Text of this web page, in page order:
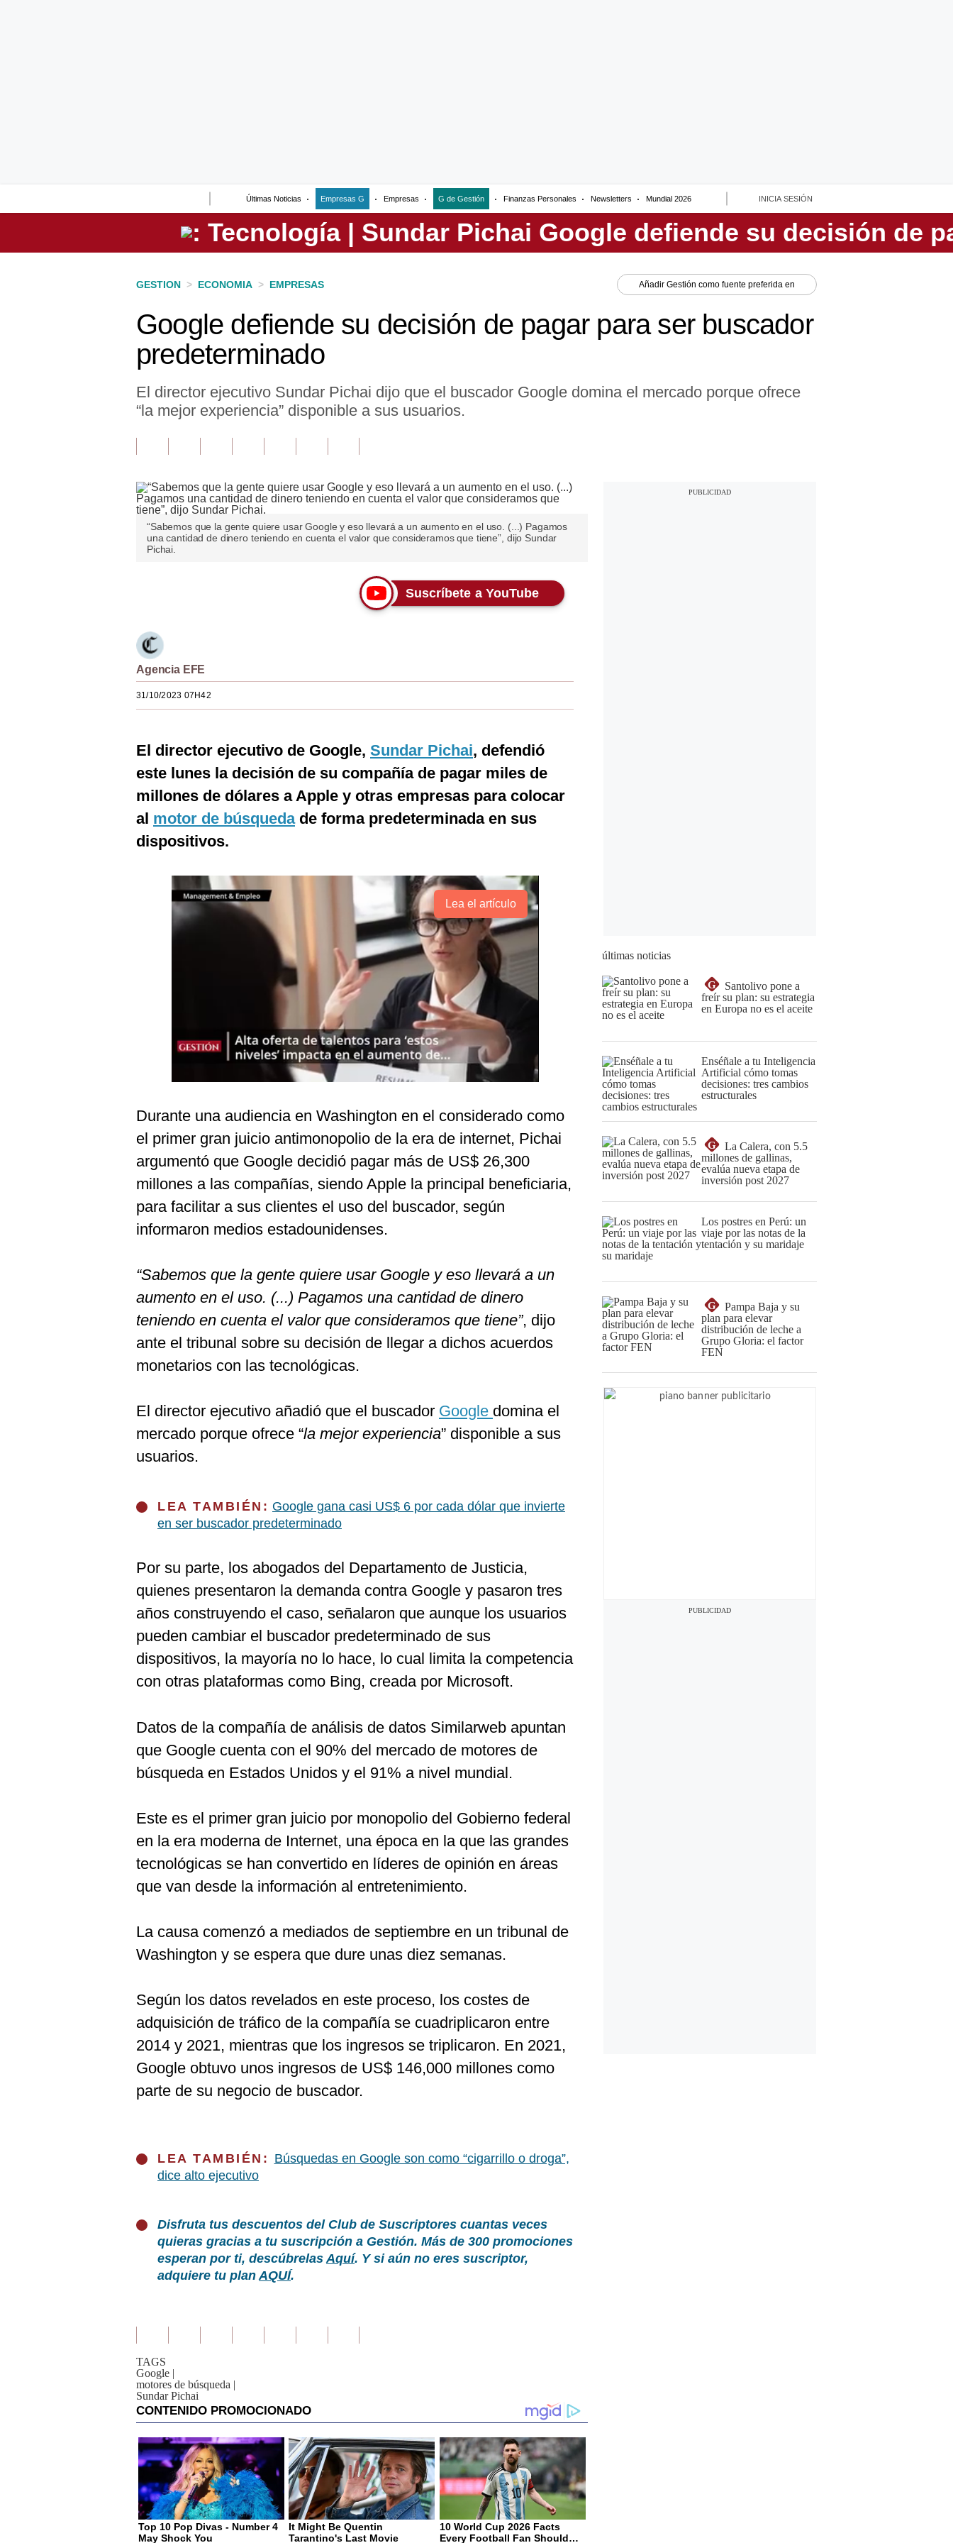
Últimas Noticias Empresas G Empresas G de Gestión Finanzas Personales Newsletters Mundial 2026 INICIA SESIÓN
Perú
GESTION > ECONOMIA > EMPRESAS Añadir Gestión como fuente preferida en
Google defiende su decisión de pagar para ser buscador
predeterminado
El director ejecutivo Sundar Pichai dijo que el buscador Google domina el mercado porque ofrece
“la mejor experiencia” disponible a sus usuarios.
“Sabemos que la gente quiere usar Google y eso llevará a un aumento en el uso. (...) Pagamos
una cantidad de dinero teniendo en cuenta el valor que consideramos que tiene”, dijo Sundar
Pichai.
Suscríbete a YouTube
Agencia EFE
31/10/2023 07H42
El director ejecutivo de Google, Sundar Pichai, defendió
este lunes la decisión de su compañía de pagar miles de
millones de dólares a Apple y otras empresas para colocar
al motor de búsquedade forma predeterminada en sus
dispositivos.
Lea el artículo
Durante una audiencia en Washington en el considerado como
el primer gran juicio antimonopolio de la era de internet, Pichai
argumentó que Google decidió pagar más de US$ 26,300
millones a las compañías, siendo Apple la principal beneficiaria,
para facilitar a sus clientes el uso del buscador, según
informaron medios estadounidenses.
“Sabemos que la gente quiere usar Google y eso llevará a un
aumento en el uso. (...) Pagamos una cantidad de dinero
teniendo en cuenta el valor que consideramos que tiene”, dijo
ante el tribunal sobre su decisión de llegar a dichos acuerdos
monetarios con las tecnológicas.
El director ejecutivo añadió que el buscador Google domina el
mercado porque ofrece “la mejor experiencia” disponible a sus
usuarios.
LEA TAMBIÉN: Google gana casi US$ 6 por cada dólar que invierte
en ser buscador predeterminado
Por su parte, los abogados del Departamento de Justicia,
quienes presentaron la demanda contra Google y pasaron tres
años construyendo el caso, señalaron que aunque los usuarios
pueden cambiar el buscador predeterminado de sus
dispositivos, la mayoría no lo hace, lo cual limita la competencia
con otras plataformas como Bing, creada por Microsoft.
Datos de la compañía de análisis de datos Similarweb apuntan
que Google cuenta con el 90% del mercado de motores de
búsqueda en Estados Unidos y el 91% a nivel mundial.
Este es el primer gran juicio por monopolio del Gobierno federal
en la era moderna de Internet, una época en la que las grandes
tecnológicas se han convertido en líderes de opinión en áreas
que van desde la información al entretenimiento.
La causa comenzó a mediados de septiembre en un tribunal de
Washington y se espera que dure unas diez semanas.
Según los datos revelados en este proceso, los costes de
adquisición de tráfico de la compañía se cuadriplicaron entre
2014 y 2021, mientras que los ingresos se triplicaron. En 2021,
Google obtuvo unos ingresos de US$ 146,000 millones como
parte de su negocio de buscador.
LEA TAMBIÉN: Búsquedas en Google son como “cigarrillo o droga”,
dice alto ejecutivo
Disfruta tus descuentos del Club de Suscriptores cuantas veces
quieras gracias a tu suscripción a Gestión. Más de 300 promociones
esperan por ti, descúbrelasAquí. Y si aún no eres suscriptor,
adquiere tu planAQUÍ.
TAGS
Google |
motores de búsqueda |
Sundar Pichai
últimas noticias
G
Santolivo pone a
freír su plan: su estrategia
en Europa no es el aceite
Enséñale a tu Inteligencia
Artificial cómo tomas
decisiones: tres cambios
estructurales
G
La Calera, con 5.5
millones de gallinas,
evalúa nueva etapa de
inversión post 2027
Los postres en Perú: un
viaje por las notas de la
tentación y su maridaje
G
Pampa Baja y su
plan para elevar
distribución de leche a
Grupo Gloria: el factor
FEN